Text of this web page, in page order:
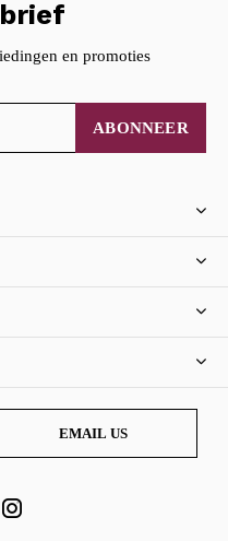
en promoties
ABONNEER
EMAIL US